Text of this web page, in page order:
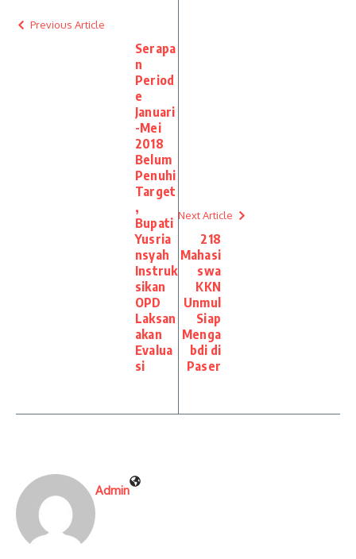
Previous Article
Serapa
n
Period
e
Januari
-Mei
2018
Belum
Penuhi
Target
,
Bupati
Yusria
nsyah
Instruk
sikan
OPD
Laksan
akan
Evalua
si
Next Article
218
Mahasi
swa
KKN
Unmul
Siap
Menga
bdi di
Paser
Admin